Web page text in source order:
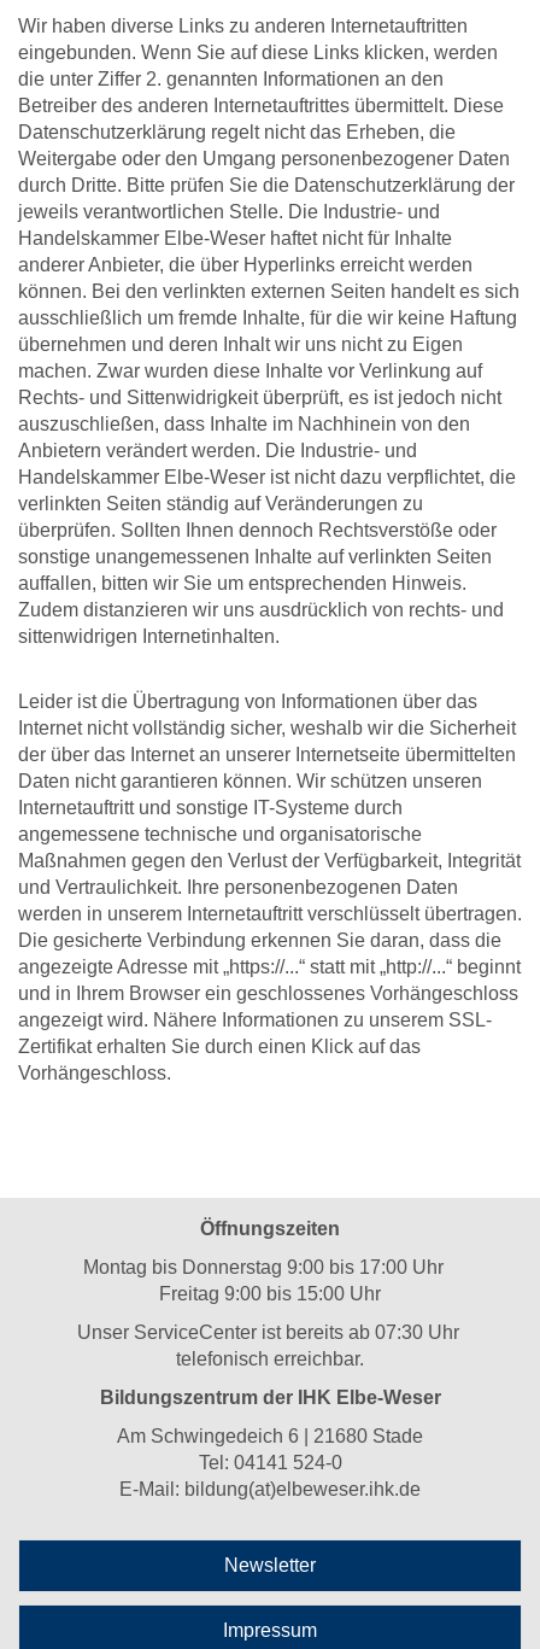
Wir haben diverse Links zu anderen Internetauftritten
eingebunden. Wenn Sie auf diese Links klicken, werden
die unter Ziffer 2. genannten Informationen an den
Betreiber des anderen Internetauftrittes übermittelt. Diese
Datenschutzerklärung regelt nicht das Erheben, die
Weitergabe oder den Umgang personenbezogener Daten
durch Dritte. Bitte prüfen Sie die Datenschutzerklärung der
jeweils verantwortlichen Stelle. Die Industrie- und
Handelskammer Elbe-Weser haftet nicht für Inhalte
anderer Anbieter, die über Hyperlinks erreicht werden
können. Bei den verlinkten externen Seiten handelt es sich
ausschließlich um fremde Inhalte, für die wir keine Haftung
übernehmen und deren Inhalt wir uns nicht zu Eigen
machen. Zwar wurden diese Inhalte vor Verlinkung auf
Rechts- und Sittenwidrigkeit überprüft, es ist jedoch nicht
auszuschließen, dass Inhalte im Nachhinein von den
Anbietern verändert werden. Die Industrie- und
Handelskammer Elbe-Weser ist nicht dazu verpflichtet, die
verlinkten Seiten ständig auf Veränderungen zu
überprüfen. Sollten Ihnen dennoch Rechtsverstöße oder
sonstige unangemessenen Inhalte auf verlinkten Seiten
auffallen, bitten wir Sie um entsprechenden Hinweis.
Zudem distanzieren wir uns ausdrücklich von rechts- und
sittenwidrigen Internetinhalten.
Leider ist die Übertragung von Informationen über das
Internet nicht vollständig sicher, weshalb wir die Sicherheit
der über das Internet an unserer Internetseite übermittelten
Daten nicht garantieren können. Wir schützen unseren
Internetauftritt und sonstige IT-Systeme durch
angemessene technische und organisatorische
Maßnahmen gegen den Verlust der Verfügbarkeit, Integrität
und Vertraulichkeit. Ihre personenbezogenen Daten
werden in unserem Internetauftritt verschlüsselt übertragen.
Die gesicherte Verbindung erkennen Sie daran, dass die
angezeigte Adresse mit „https://...“ statt mit „http://...“ beginnt
und in Ihrem Browser ein geschlossenes Vorhängeschloss
angezeigt wird. Nähere Informationen zu unserem SSL-
Zertifikat erhalten Sie durch einen Klick auf das
Vorhängeschloss.
Öffnungszeiten
Montag bis Donnerstag 9:00 bis 17:00 Uhr
Freitag 9:00 bis 15:00 Uhr
Unser ServiceCenter ist bereits ab 07:30 Uhr
telefonisch erreichbar.
Bildungszentrum der IHK Elbe-Weser
Am Schwingedeich 6 | 21680 Stade
Tel: 04141 524-0
E-Mail: bildung(at)elbeweser.ihk.de
Newsletter
Impressum